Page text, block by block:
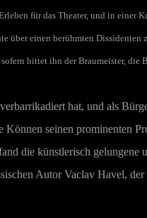
für das Theater, und in einer
einen berühmten
bittet ihn der Braumeister,
hat, und als
seinen prominenten
die künstlerisch
Autor Vaclav Havel,